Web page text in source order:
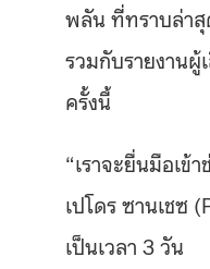
พลัน ที่ทราบล่าสุ
รวมกับรายงาน
ครั้งนี้
“เราจะยื่นมือเ
เปโดร ซานเชซ
เป็นเวลา 3 วัน